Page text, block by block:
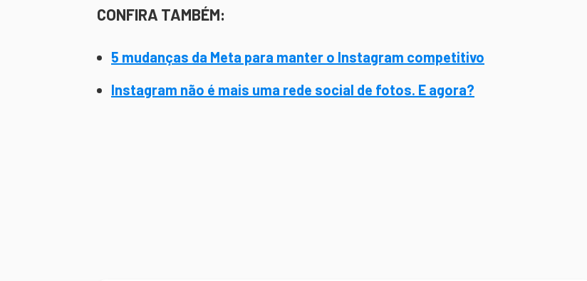
CONFIRA TAMBÉM:
5 mudanças da Meta para manter o Instagram competitivo
Instagram não é mais uma rede social de fotos. E agora?